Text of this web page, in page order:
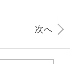
次へ